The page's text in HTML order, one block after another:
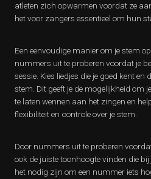
atleten zich opwarmen voordat ze
het voor zangers essentieel om hun
Een eenvoudige manier om je stem
nummers uit te proberen voordat je
sessie. Kies liedjes die je goed kent
stem. Dit geeft je de mogelijkheid om
te laten wennen aan het zingen en
flexibiliteit en controle over je stem.
Door nummers uit te proberen
ook de juiste toonhoogte vinden die
het nodig zijn om een nummer iets